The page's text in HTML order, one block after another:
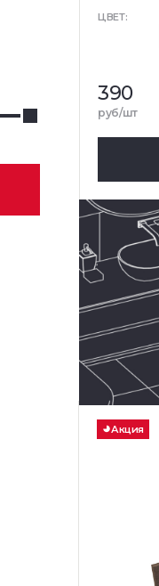
ЦВЕТ:
390
руб/шт
Акция